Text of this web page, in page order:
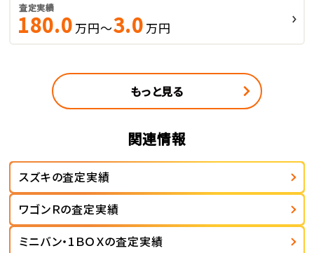
査定実績
180.0 万円～3.0 万円
もっと見る
関連情報
スズキの査定実績
ワゴンＲの査定実績
ミニバン・1ＢＯＸの査定実績